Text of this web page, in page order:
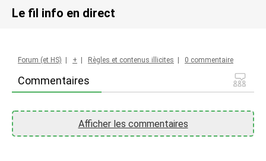
Le fil info en direct
Commentaires
Forum (et HS) + Règles et contenus illicites 0 commentaire
Afficher les commentaires